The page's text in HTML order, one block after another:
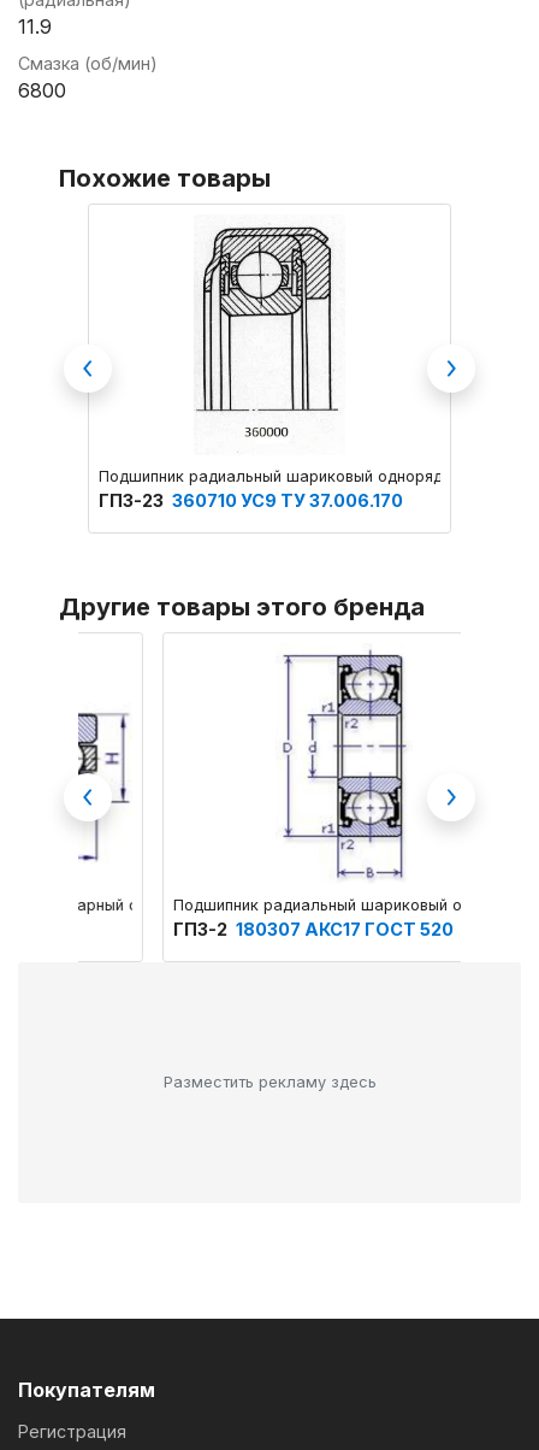
11.9
Смазка (об/мин)
6800
Похожие товары
Подшипник радиальный шариковый однорядный
ГПЗ-23 360710 УС9 ТУ 37.006.170
Previous Next
Другие товары этого бренда
Подшипник радиальный шариковый однорядный
180307 АКС17 ГОСТ 520
Previous Next
Разместить рекламу здесь
Покупателям
Регистрация